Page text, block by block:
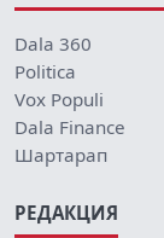
Dala 360
Politica
Vox Populi
Dala Finance
Шартарап
РЕДАКЦИЯ